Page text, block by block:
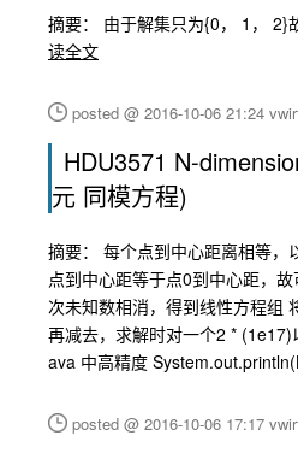
摘要： 由于解集只为{0， 1， 2}
读全文
posted @ 2016-10-06 21:24
HDU3571 N-
元 同模方程)
摘要： 每个点到中心距离相等，
点到中心距等于点0到中心距，
次未知数相消，得到线性方程组
再减去，求解时对一个2 *
ava 中高精度
posted @ 2016-10-06 17:17